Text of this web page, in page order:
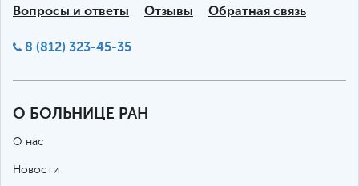
Вопросы и ответы
Отзывы Обратная связь
8 (812) 323-45-35
О БОЛЬНИЦЕ РАН
О нас
Новости